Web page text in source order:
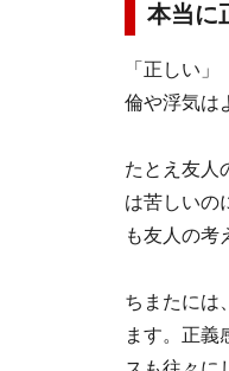
本当に
「正しい
倫や浮気は
たとえ友人
は苦しいの
も友人の考
ちまたには
ます。正義